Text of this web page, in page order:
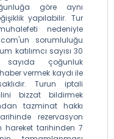
göre aynı
yapılabilir. Tur
nedeniyle
sorumluluğu
katılımcı sayısı 30
sayıda çoğunluk
vermek kaydı ile
Turun iptali
bizzat bildirmek
tazminat hakkı
rezervasyon
hareket tarihinden 7